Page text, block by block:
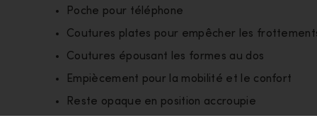
Poche pour téléphone
Coutures plates pour empêcher les
Coutures épousant les formes au dos
Empiècement pour la mobilité et le confort
Reste opaque en position accroupie